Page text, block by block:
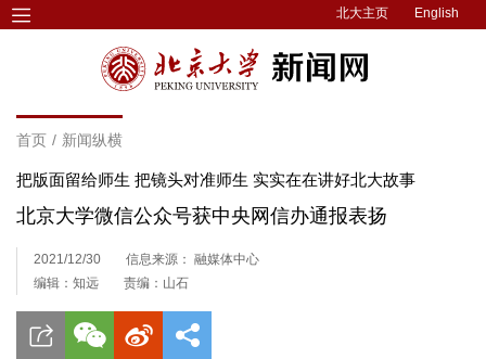
北大主页 English
首页 / 新闻纵横
把版面留给师生 把镜头对准师生 实实在在讲好北大故事
北京大学微信公众号获中央网信办通报表扬
2021/12/30
信息来源： 融媒体中心
编辑：知远
责编：山石